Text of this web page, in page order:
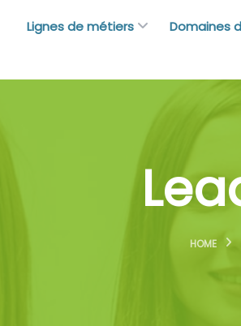
Lignes de métiers Domaines
HOME